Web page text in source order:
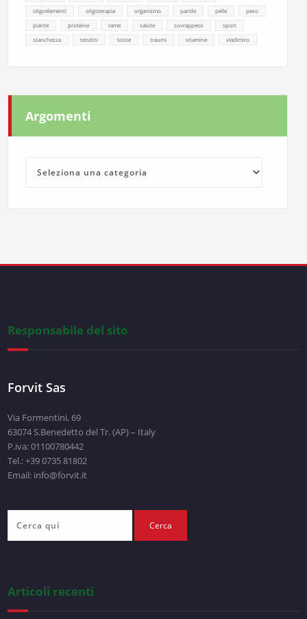
oligoelementi
oligoterapia organismo paride pelle
peso
piante
proteine rame salute sovrappeso
sport
stanchezza
tendini tosse traumi vitamine vladimiro
Argomenti
Responsabile del sito
Forvit Sas
Via Formentini, 69
63074 S.Benedetto del Tr. (AP) – Italy
P.iva: 01100780442
Tel.: +39 0735 81802
Email: info@forvit.it
Articoli recenti